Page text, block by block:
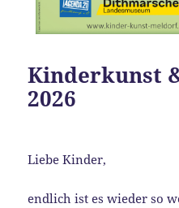
Kinderkunst
2026
Liebe Kinder,
endlich ist es wieder so